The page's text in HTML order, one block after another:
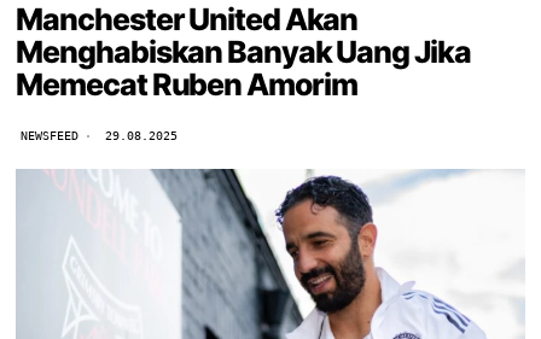
Manchester United Akan
Menghabiskan Banyak Uang Jika
Memecat Ruben Amorim
NEWSFEED 29.08.2025